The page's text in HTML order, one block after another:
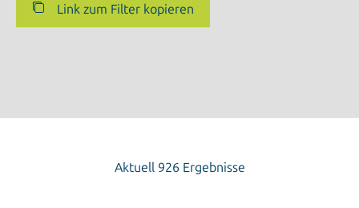
Link zum Filter kopieren
Aktuell 926 Ergebnisse